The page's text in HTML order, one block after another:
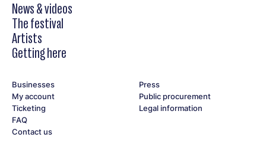
News & videos
The festival
Artists
Getting here
Businesses
My account
Ticketing
FAQ
Contact us
Press
Public procurement
Legal information